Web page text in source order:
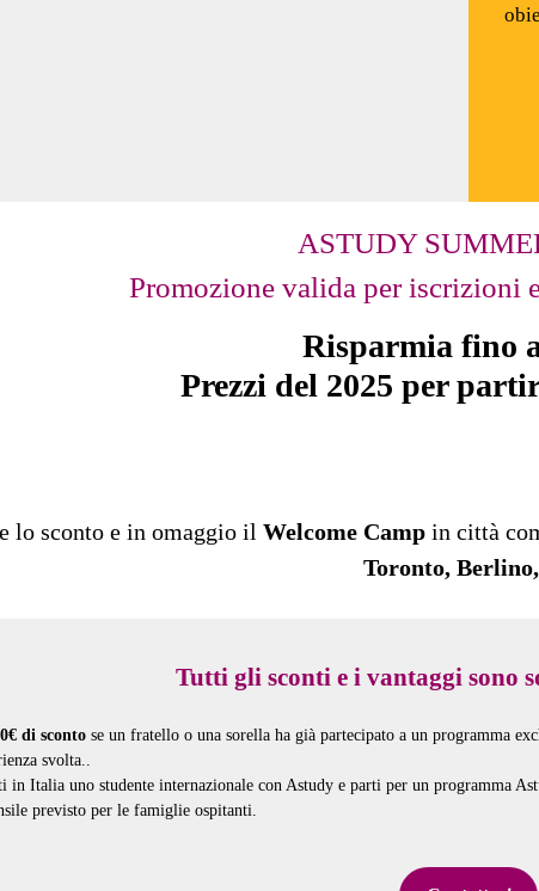
ASTUDY
Promozione valida per iscrizioni
Risparmia fino
Prezzi del 2025 per
lo sconto e in omaggio il Welcome Campin città
Toronto,
Tutti gli sconti e i vantaggi sono
di sconto se un fratello o una sorella ha già partecipato a un programma
svolta..
in Italia uno studente internazionale con Astudy e parti per un programma
previsto per le famiglie ospitanti.